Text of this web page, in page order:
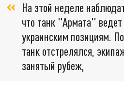
На этой неделе
что танк "Армата"
украинским позициям.
танк отстрелялся,
занятый рубеж,